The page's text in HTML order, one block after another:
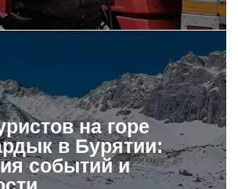
на горе
в Бурятии:
событий и